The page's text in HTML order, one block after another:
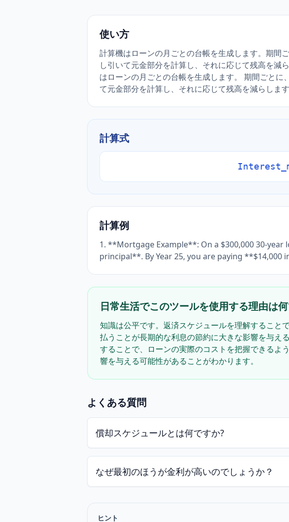
使い方
計算機はローンの月ごとの台帳を生成します。期間
し引いて元金部分を計算し、それに応じて残高を減
はローンの月ごとの台帳を生成します。 期間ごと
て元金部分を計算し、それに応じて残高を減らしま
計算式
計算例
1. **Mortgage Example**: On a $300,000 30-
principal**. By Year 25, you are paying
日常生活でこのツールを使用する理由は
知識は公平です。返済スケジュールを理解すること
払うことが長期的な利息の節約に大きな影響を与え
することで、ローンの実際のコストを把握できるよ
響を与える可能性があることがわかります。
よくある質問
償却スケジュールとは何ですか?
なぜ最初のほうが金利が高いのでしょうか？
ヒント